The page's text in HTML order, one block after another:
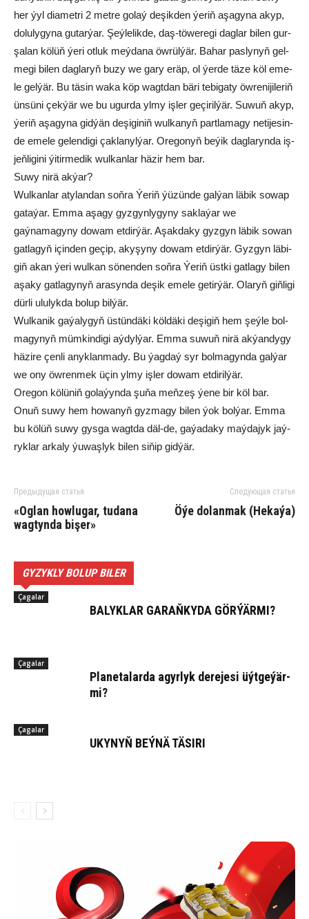
her ýyl dia­met­ri 2 met­re go­laý de­şik­den ýe­riň aşa­gy­na akyp,
do­lu­ly­gy­na gu­tar­ýar. Şeý­le­lik­de, daş-tö­we­re­gi dag­lar bi­len gur­
şa­lan kö­lüň ýe­ri ot­luk meý­da­na öw­rül­ýär. Ba­har pas­ly­nyň gel­
me­gi bi­len dag­la­ryň buzy we gary eräp, ol ýer­de tä­ze köl eme­
le gel­ýär. Bu tä­sin wa­ka köp wagt­dan bä­ri te­bi­ga­ty öw­re­ni­ji­le­riň
ün­sü­ni çek­ýär we bu ugur­da yl­my iş­ler ge­çi­ril­ýär. Su­wuň akyp,
ýe­riň aşa­gy­na gid­ýän de­şi­gi­niň wul­ka­nyň part­la­ma­gy ne­ti­je­sin­
de eme­le ge­len­di­gi çak­la­nyl­ýar. Ore­go­nyň be­ýik dag­la­ryn­da iş­
jeň­li­gi­ni ýi­tir­me­dik wul­kan­lar hä­zir hem bar.
Suwy ni­rä ak­ýar?
Wul­kan­lar aty­lan­dan soň­ra Ýe­riň ýü­zün­de gal­ýan läbik so­wap
ga­ta­ýar. Em­ma aşa­gy gyz­gyn­ly­gy­ny sak­la­ýar we
gaýnamagyny do­wam et­dir­ýär. Aşak­da­ky gyz­gyn lä­bik so­wan
gat­la­gyň için­den ge­çip, ak­yşy­ny do­wam et­dir­ýär. Gyz­gyn lä­bi­
giň akan ýe­ri wul­kan sö­nen­den soň­ra Ýe­riň üst­ki gat­la­gy bi­len
aşa­ky gat­la­gy­nyň ara­syn­da de­şik eme­le ge­tir­ýär. Ola­ryň giň­li­gi
dür­li ulu­lyk­da bo­lup bil­ýär.
Wul­ka­nik ga­ýa­ly­gyň üs­tün­dä­ki köl­dä­ki de­şi­giň hem şeý­le bol­
ma­gy­nyň müm­kin­di­gi aý­dyl­ýar. Em­ma su­wuň ni­rä ak­ýan­dy­gy
hä­zi­re çen­li anyk­lan­ma­dy. Bu ýag­daý syr bol­ma­gyn­da gal­ýar
we ony öwrenmek üçin yl­my iş­ler do­wam et­di­ril­ýär.
Ore­gon kö­lü­niň go­la­ýyn­da şu­ňa meň­zeş ýe­ne bir köl bar.
Onuň su­wy hem ho­wa­nyň gyz­ma­gy bi­len ýok bol­ýar. Em­ma
bu kö­lüň su­wy gys­ga wagt­da däl-de, ga­ýa­da­ky maý­da­jyk jaý­
ryk­lar ar­ka­ly ýu­waş­lyk bi­len si­ňip gid­ýär.
Предыдущая статья
«Oglan howlugar, tudana
wagtynda bişer»
Следующая статья
Öýe dolanmak (Hekaýa)
GYZYKLY BOLUP BILER
Çagalar
BA­LYK­LAR GA­RAŇ­KY­DA GÖR­ÝÄR­MI?
Çagalar
Pla­ne­ta­lar­da agyr­lyk derejesi üýt­ge­ýär­
mi?
Çagalar
UKY­NYŇ BEÝ­NÄ TÄ­SI­RI